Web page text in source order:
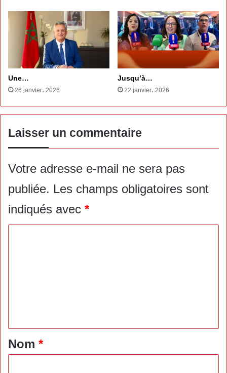
Une…
26 janvier، 2026
Jusqu’à…
22 janvier، 2026
Laisser un commentaire
Votre adresse e-mail ne sera pas
publiée. Les champs obligatoires sont
indiqués avec *
a
i
Nom *